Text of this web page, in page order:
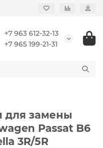
+7 963 612-32-13
+7 965 199-21-31
для замены
Passat B6
3R/5R